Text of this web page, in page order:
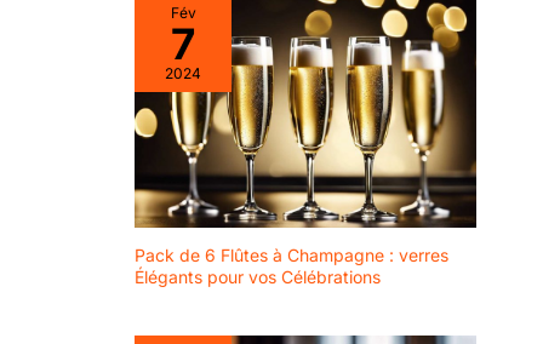
variété des affiches
cliquez sur notre nom
"Nacnic"
EN EUROPE: Conception
selon des standards
d'excellence avec des
matériaux premium – Une
décoration murale stable
et sécurisée, prête à être
installée dès réception.
HARMONIE DES
COULEURS: L'alliance
des nuances beige,
marron et noir crée une
atmosphère chaleureuse
profondeur et sérénité à
votre environnement
Fév
7
2024
Pack de 6 Flûtes à Champagne : verres
Élégants pour vos Célébrations